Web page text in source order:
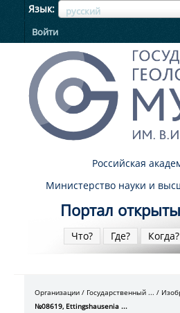
Язык русский
ЯзыкЯзык
Войти
Российская
Министерство науки и
Портал
Что? Где? Когда?
Организации Государственный ...
№08619, Ettingshausenia ...